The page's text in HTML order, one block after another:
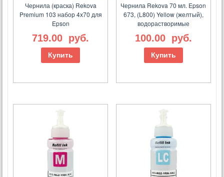
Чернила (краска) Rekova
Premium 103 набор 4х70 для
Epson
719.00 руб.
Купить
Чернила Rekova 70 мл. Epson
673, (L800) Yellow (желтый),
водорастворимые
100.00 руб.
Купить